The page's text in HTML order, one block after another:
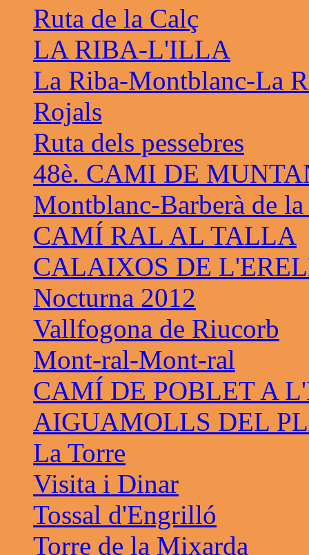
Ruta de la Calç
LA RIBA-L'ILLA
La Riba-Montblanc-La
Rojals
Ruta dels pessebres
48è. CAMI DE
Montblanc-Barberà de la
CAMÍ RAL AL TALLA
CALAIXOS DE
Nocturna 2012
Vallfogona de Riucorb
Mont-ral-Mont-ral
CAMÍ DE POBLET A
AIGUAMOLLS DEL
La Torre
Visita i Dinar
Tossal d'Engrilló
Torre de la Mixarda